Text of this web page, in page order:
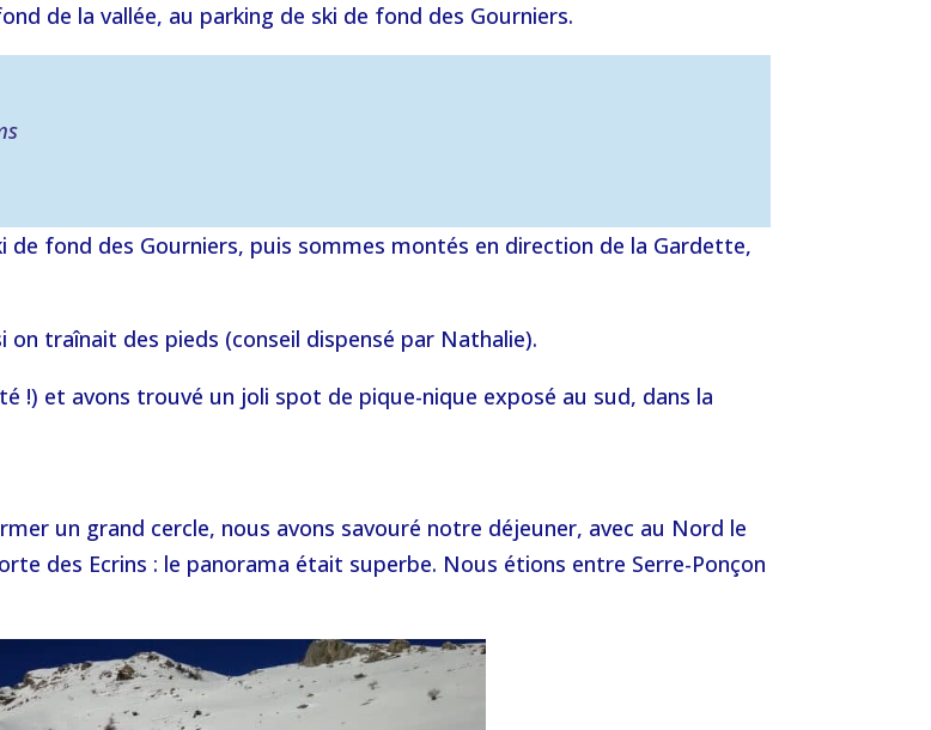
de la vallée, au parking de ski de fond des Gourniers.
fond des Gourniers, puis sommes montés en direction de la Gardette,
traînait des pieds (conseil dispensé par Nathalie).
!) et avons trouvé un joli spot de pique-nique exposé au sud, dans la
un grand cercle, nous avons savouré notre déjeuner, avec au Nord le
des Ecrins : le panorama était superbe. Nous étions entre Serre-Ponçon